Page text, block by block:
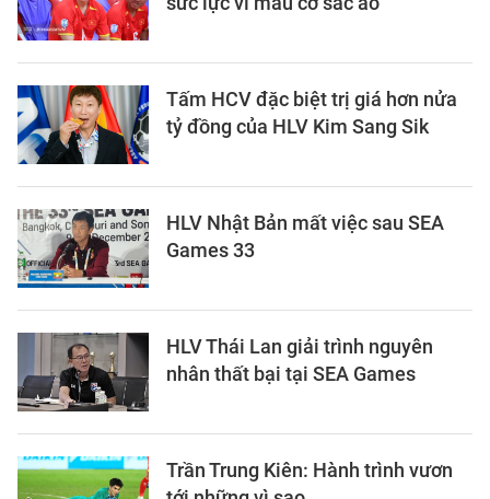
Tấm HCV đặc biệt trị giá hơn nửa
tỷ đồng của HLV Kim Sang Sik
HLV Nhật Bản mất việc sau SEA
Games 33
HLV Thái Lan giải trình nguyên
nhân thất bại tại SEA Games
Trần Trung Kiên: Hành trình vươn